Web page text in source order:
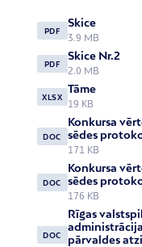
PDF
Skice
3.9 MB
PDF
Skice Nr.2
2.0 MB
XLSX
Tāme
19 KB
DOC
Konkursa
sēdes
171 KB
DOC
Konkursa
sēdes
176 KB
DOC
Rīgas
pārvaldes